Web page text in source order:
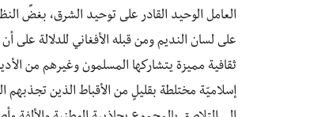
العامل الوحيد القادر على توحيد الشرق، بغضِّ
على لسان النديم ومن قبله الأفغاني للدلالة
ثقافية مميزة يتشاركها المسلمون وغيرهم من
إسلاميّة مختلطة بقليلٍ من الأقباط الذين